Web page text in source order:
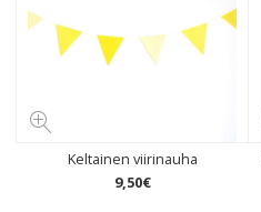
Keltainen viirinauha
9,50€